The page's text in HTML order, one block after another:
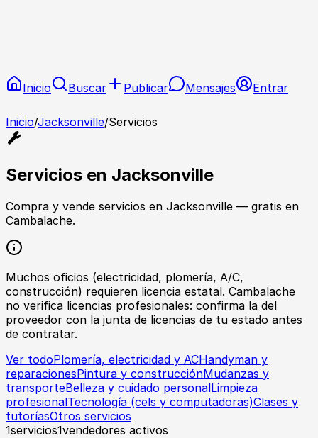
Inicio Buscar Publicar Mensajes Entrar
Inicio/Jacksonville/Servicios
Servicios en Jacksonville
Compra y vende servicios en Jacksonville — gratis en
Cambalache.
Muchos oficios (electricidad, plomería, A/C,
construcción) requieren licencia estatal. Cambalache
no verifica licencias profesionales: confirma la del
proveedor con la junta de licencias de tu estado antes
de contratar.
Ver todoPlomería, electricidad y ACHandyman y
reparacionesPintura y construcciónMudanzas y
transporteBelleza y cuidado personalLimpieza
profesionalTecnología (cels y computadoras)Clases y
tutoríasOtros servicios
1servicios1vendedores activos